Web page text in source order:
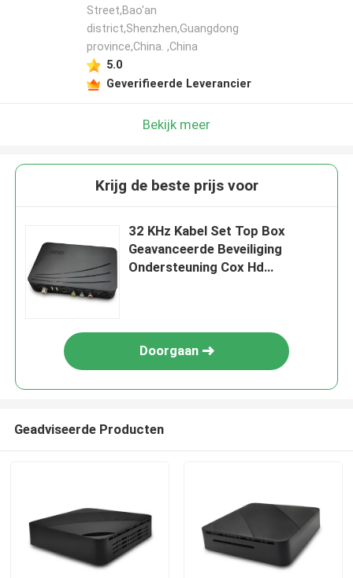
Street,Bao'an
district,Shenzhen,Guangdong
province,China. ,China
5.0
Geverifieerde Leverancier
Bekijk meer
Krijg de beste prijs voor
32 KHz Kabel Set Top Box
Geavanceerde Beveiliging
Ondersteuning Cox Hd
Doorgaan
Geadviseerde Producten